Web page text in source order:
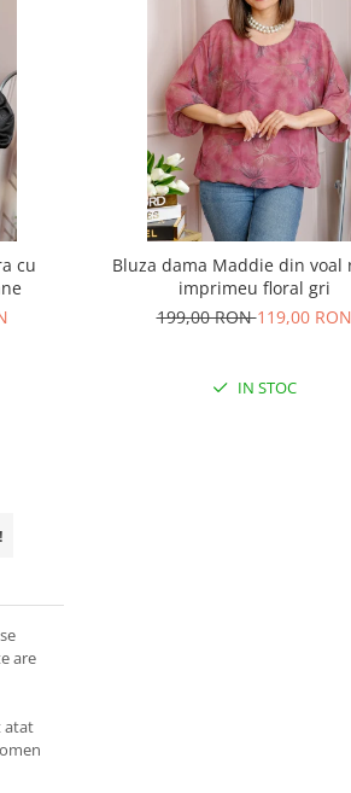
cu
Bluza dama Maddie din voal
imprimeu floral gri
199,00 RON119,00 RON
IN STOC
are
atat